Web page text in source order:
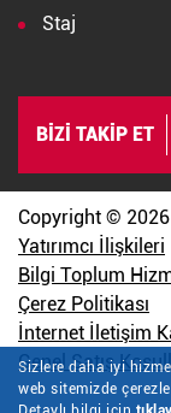
Staj
BİZİ TAKİP ET
Copyright ©
Yatırımcı İlişkileri
Bilgi Toplum
Çerez Politikası
İnternet İletişim
Genel Satış
Sizlere daha iyi
web sitemizde